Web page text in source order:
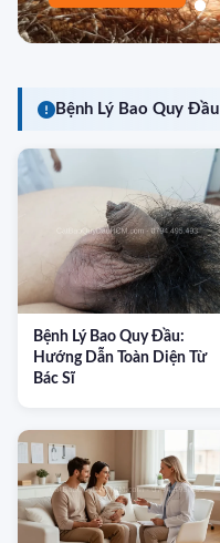
Bệnh Lý Bao Quy Đầu
Bệnh Lý Bao Quy Đầu:
Hướng Dẫn Toàn Diện Từ
Bác Sĩ